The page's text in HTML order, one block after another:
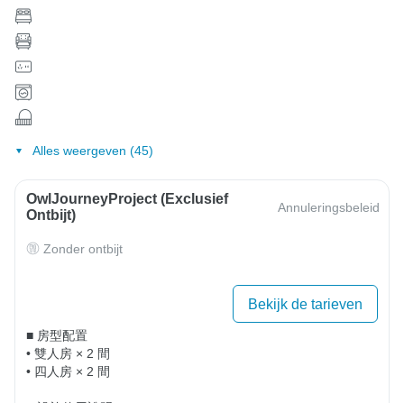
Alles weergeven (45)
OwlJourneyProject (exclusief
Ontbijt)
Annuleringsbeleid
Zonder ontbijt
Bekijk de tarieven
■ 房型配置
• 雙人房 × 2 間
• 四人房 × 2 間